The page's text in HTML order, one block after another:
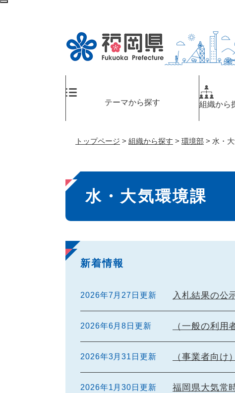
ペ
テーマから探す 組織から
トップページ > 組織から探す > 環境部 > 水・
本
文
水・大気環境課
新着情報
2026年7月27日更新 入札結果の公
2026年6月8日更新 （一般の利用
2026年3月31日更新 （事業者向け
2026年1月30日更新
福岡県大気常